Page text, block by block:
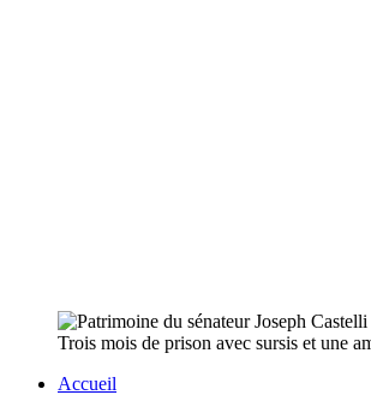
Trois mois de prison avec sursis et une
Accueil